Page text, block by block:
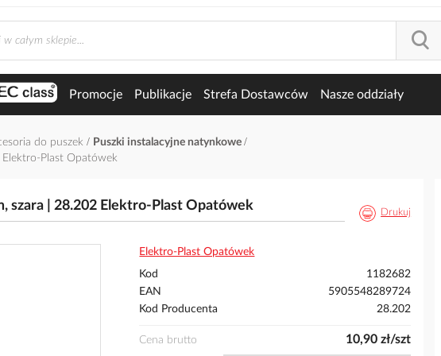
Promocje Publikacje Strefa Dostawców Nasze oddziały
do puszek
Puszki instalacyjne natynkowe
Plast Opatówek
szara | 28.202 Elektro-Plast Opatówek Drukuj
Elektro-Plast Opatówek
Kod
1182682
EAN
5905548289724
Kod Producenta
28.202
Cena brutto 10,90 zł/szt